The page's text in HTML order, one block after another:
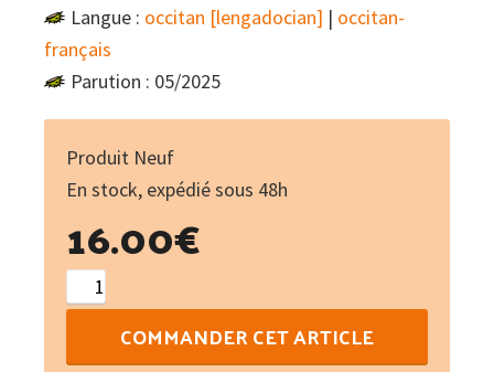
Langue : occitan [lengadocian] | occitan-
français
Parution : 05/2025
Produit Neuf
En stock, expédié sous 48h
16.00€
quantité
de
L'ombreCOMMANDER CET ARTICLE